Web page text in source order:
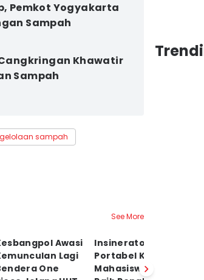
Pemkot Yogyakarta
Sampah
Khawatir
Sampah
sampah
See More
Awasi
Lagi
One
Insinerator
Portabel Karya
Mahasiswa UGM